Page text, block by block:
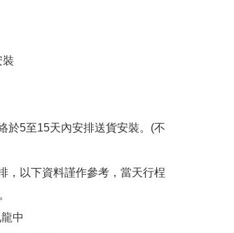
裝
於5至15天內安排送貨安裝。(不
，以下資料謹作參考，當天行桯
中